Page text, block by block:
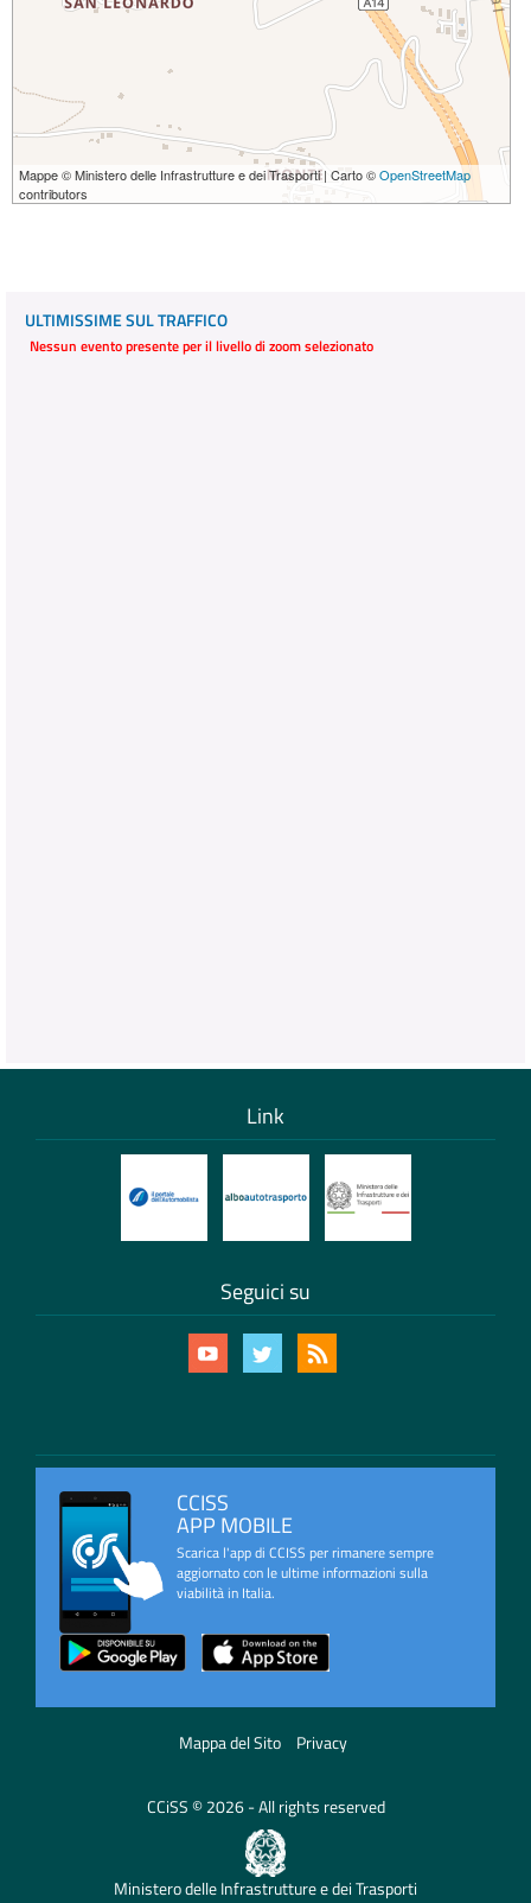
Mappe © Ministero delle Infrastrutture e dei Trasporti | Carto ©OpenStreetMap
contributors
ULTIMISSIME SUL TRAFFICO
Nessun evento presente per il livello di zoom selezionato
Link
Seguici su
CCISS
APP MOBILE
Scarica l'app di CCISS per rimanere sempre
aggiornato con le ultime informazioni sulla
viabilità in Italia.
Mappa del Sito Privacy
CCiSS © 2026 - All rights reserved
Ministero delle Infrastrutture e dei Trasporti